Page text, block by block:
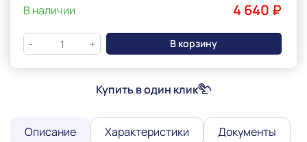
В наличии 4 640 ₽
- + В корзину
Купить в один клик
Описание Характеристики
Документы